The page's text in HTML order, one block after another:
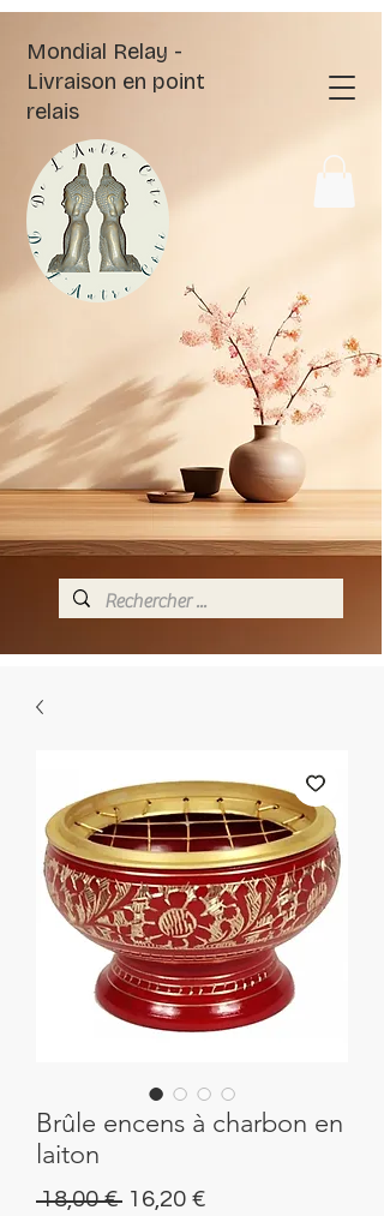
Mondial Relay -
Livraison en point
relais
Brûle encens à charbon en
laiton
18,00 € Standardpreis
16,20 €Sale-